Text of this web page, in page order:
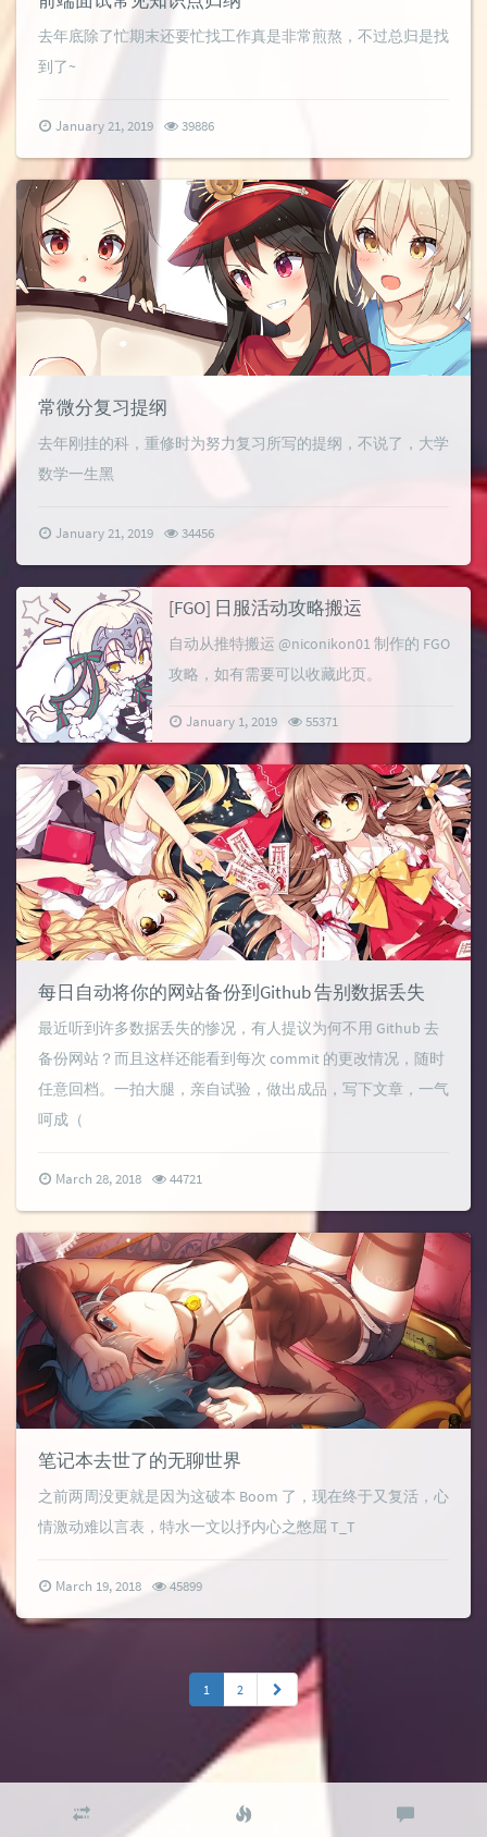
去年底除了忙期末还要忙找工作真是非常煎熬，不过总归是找
到了~
January 21, 2019 39886
常微分复习提纲
去年刚挂的科，重修时为努力复习所写的提纲，不说了，大学
数学一生黑
January 21, 2019 34456
[FGO] 日服活动攻略搬运
自动从推特搬运 @niconikon01 制作的 FGO
攻略，如有需要可以收藏此页。
January 1, 2019 55371
每日自动将你的网站备份到Github 告别数据丢失
最近听到许多数据丢失的惨况，有人提议为何不用 Github 去
备份网站？而且这样还能看到每次 commit 的更改情况，随时
任意回档。一拍大腿，亲自试验，做出成品，写下文章，一气
呵成（
March 28, 2018 44721
笔记本去世了的无聊世界
之前两周没更就是因为这破本 Boom 了，现在终于又复活，心
情激动难以言表，特水一文以抒内心之憋屈 T_T
March 19, 2018 45899
1 2
articles